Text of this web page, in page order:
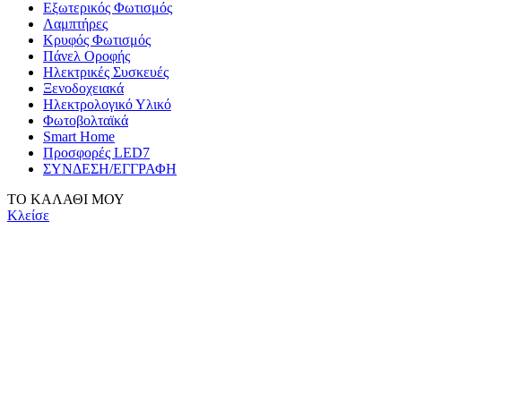
Εξωτερικός Φωτισμός
Λαμπτήρες
Κρυφός Φωτισμός
Πάνελ Οροφής
Ηλεκτρικές Συσκευές
Ξενοδοχειακά
Ηλεκτρολογικό Υλικό
Φωτοβολταϊκά
Smart Home
Προσφορές LED7
ΣΥΝΔΕΣΗ/ΕΓΓΡΑΦΗ
ΤΟ ΚΑΛΑΘΙ ΜΟΥ
Κλείσε